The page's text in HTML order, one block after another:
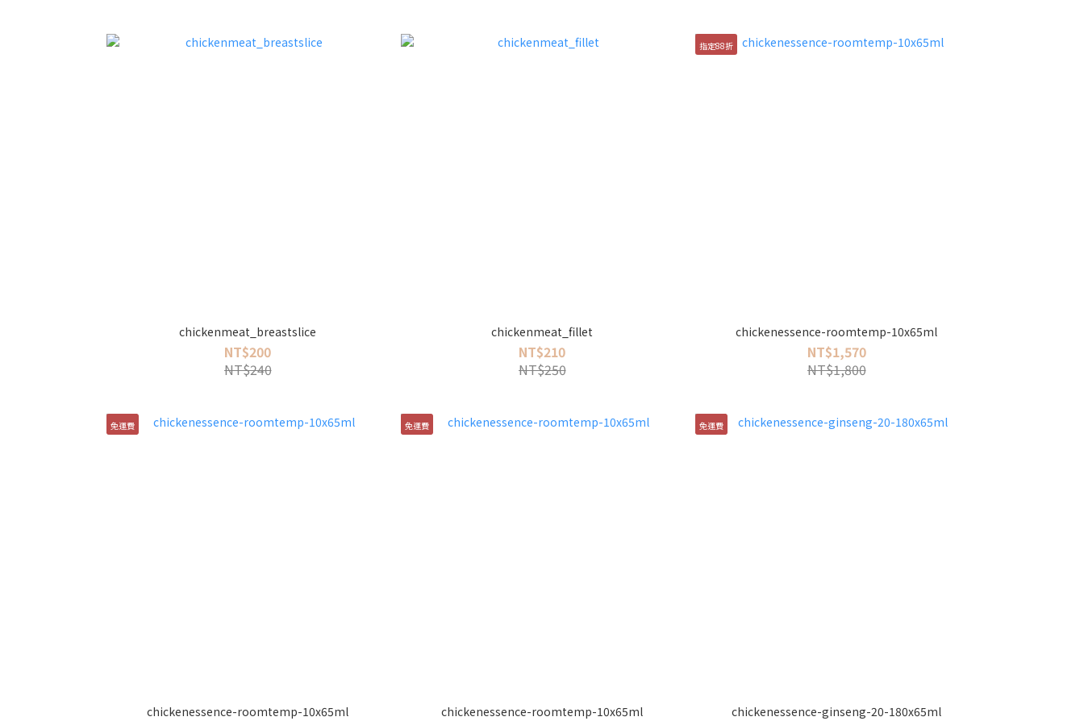
chickenmeat_breastslice
NT$200
NT$240
chickenmeat_fillet
NT$210
NT$250
指定88折
chickenessence-roomtemp-10x65ml
NT$1,570
NT$1,800
免運費
chickenessence-roomtemp-10x65ml
免運費
chickenessence-roomtemp-10x65ml
免運費
chickenessence-ginseng-20-180x65ml